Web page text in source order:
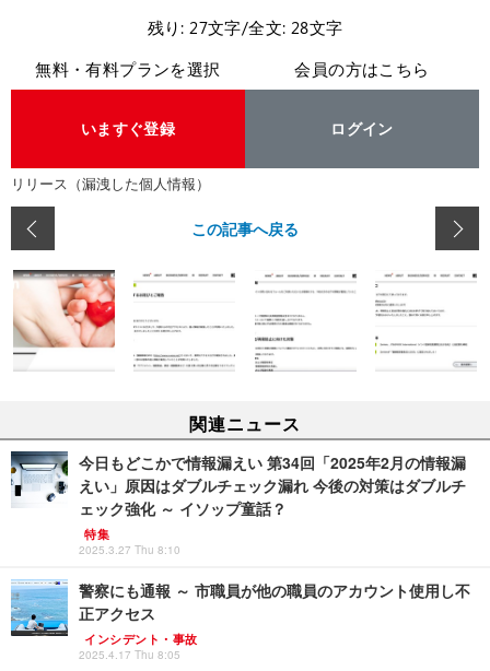
残り: 27文字/全文: 28文字
無料・有料プランを選択
いますぐ登録
会員の方はこちら
ログイン
リリース（漏洩した個人情報）
この記事へ戻る
関連ニュース
今日もどこかで情報漏えい 第34回「2025年2月の情報漏
えい」原因はダブルチェック漏れ 今後の対策はダブルチ
ェック強化 ～ イソップ童話？
特集
2025.3.27 Thu 8:10
警察にも通報 ～ 市職員が他の職員のアカウント使用し不
正アクセス
インシデント・事故
2025.4.17 Thu 8:05